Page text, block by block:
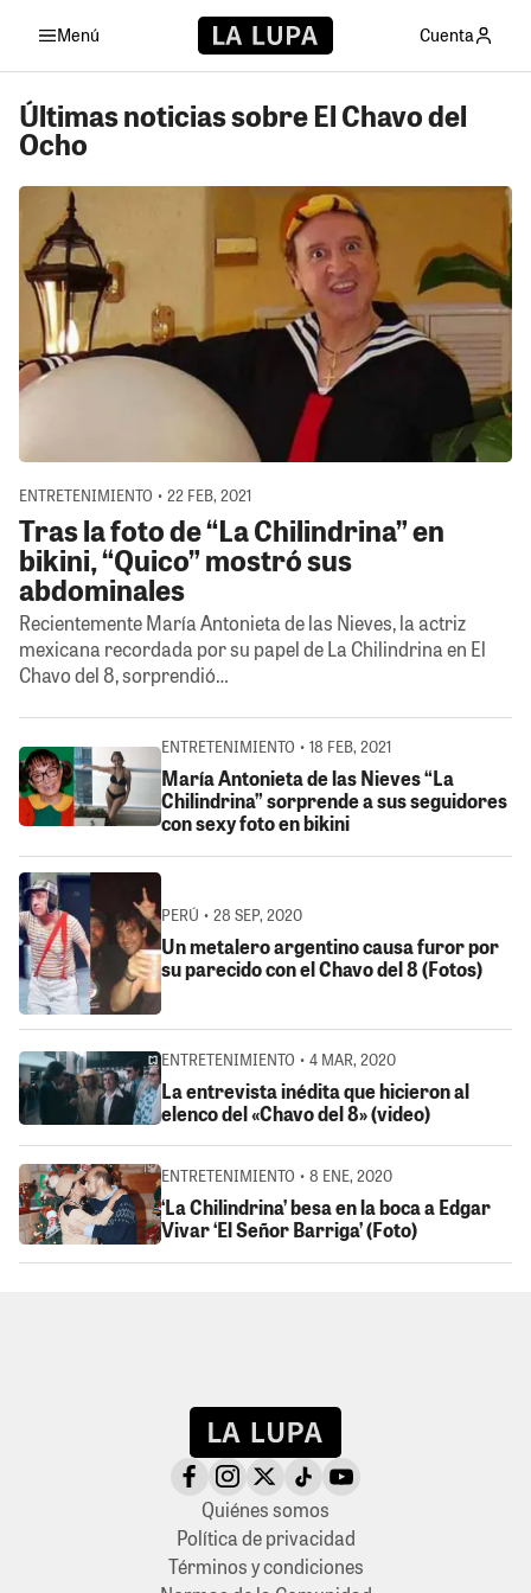
Menú Cuenta
Últimas noticias sobre El Chavo del
Ocho
ENTRETENIMIENTO • 22 FEB, 2021
Tras la foto de “La Chilindrina” en
bikini, “Quico” mostró sus
abdominales
Recientemente María Antonieta de las Nieves, la actriz
mexicana recordada por su papel de La Chilindrina en El
Chavo del 8, sorprendió…
ENTRETENIMIENTO • 18 FEB, 2021
María Antonieta de las Nieves “La
Chilindrina” sorprende a sus seguidores
con sexy foto en bikini
PERÚ • 28 SEP, 2020
Un metalero argentino causa furor por
su parecido con el Chavo del 8 (Fotos)
ENTRETENIMIENTO • 4 MAR, 2020
La entrevista inédita que hicieron al
elenco del «Chavo del 8» (video)
ENTRETENIMIENTO • 8 ENE, 2020
‘La Chilindrina’ besa en la boca a Edgar
Vivar ‘El Señor Barriga’ (Foto)
Quiénes somos
Política de privacidad
Términos y condiciones